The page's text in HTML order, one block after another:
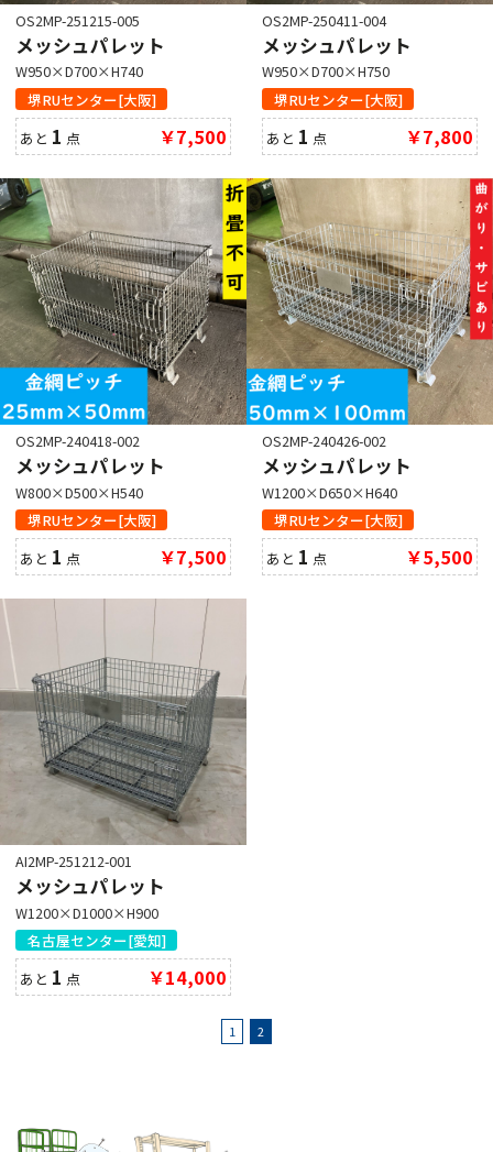
OS2MP-251215-005
メッシュパレット
W950×D700×H740
堺RUセンター[大阪]
あと 1 点 ￥7,500
OS2MP-250411-004
メッシュパレット
W950×D700×H750
堺RUセンター[大阪]
あと 1 点 ￥7,800
OS2MP-240418-002
メッシュパレット
W800×D500×H540
堺RUセンター[大阪]
あと 1 点 ￥7,500
OS2MP-240426-002
メッシュパレット
W1200×D650×H640
堺RUセンター[大阪]
あと 1 点 ￥5,500
AI2MP-251212-001
メッシュパレット
W1200×D1000×H900
名古屋センター[愛知]
あと 1 点 ￥14,000
1 2